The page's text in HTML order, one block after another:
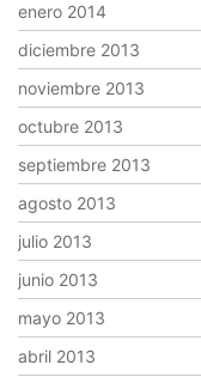
enero 2014
diciembre 2013
noviembre 2013
octubre 2013
septiembre 2013
agosto 2013
julio 2013
junio 2013
mayo 2013
abril 2013